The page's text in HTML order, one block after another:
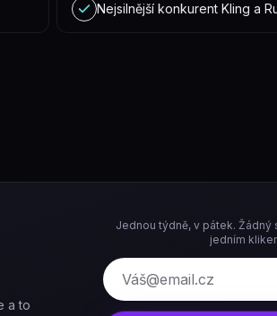
Nejsilnější konkurent Kling a
a to
Jednou týdně, v pátek. Žádný
jedním
E-mail